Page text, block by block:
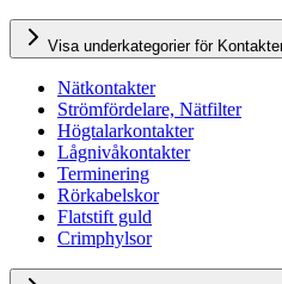
Visa underkategorier för
Nätkontakter
Strömfördelare, Nätfilter
Högtalarkontakter
Lågnivåkontakter
Terminering
Rörkabelskor
Flatstift guld
Crimphylsor